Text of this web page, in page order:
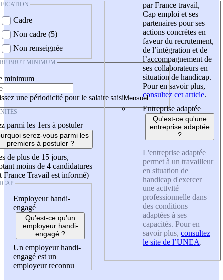
Cadre
Non cadre (5)
Non renseignée
BRUT MINIMUM
minimum
une périodicité pour le salaire saisi
parmi les 1ers à postuler
serez-vous parmi les
premiers à postuler ?
de plus de 15 jours,
moins de 4 candidatures
France Travail est informé)
Employeur handi-
engagé
Qu'est-ce qu'un
employeur handi-
engagé ?
Un employeur handi-
engagé est un
employeur reconnu
par France travail,
Cap emploi et ses
partenaires pour ses
actions concrètes en
faveur du recrutement,
de l’intégration et de
l’accompagnement de
ses collaborateurs en
situation de handicap.
Pour en savoir plus,
consultez cet article.
Entreprise adaptée
Qu'est-ce qu'une
entreprise adaptée
?
L'entreprise adaptée
permet à un travailleur
en situation de
handicap d'exercer
une activité
professionnelle dans
des conditions
adaptées à ses
capacités. Pour en
savoir plus, consultez
le site de l’UNEA.